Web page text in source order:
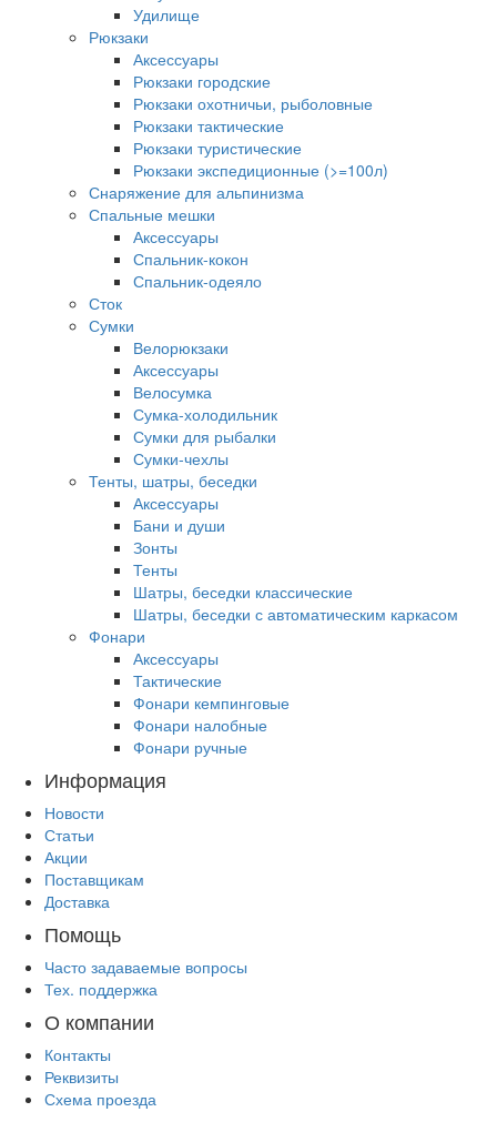
Удилище
Рюкзаки
Аксессуары
Рюкзаки городские
Рюкзаки охотничьи, рыболовные
Рюкзаки тактические
Рюкзаки туристические
Рюкзаки экспедиционные (>=100л)
Снаряжение для альпинизма
Спальные мешки
Аксессуары
Спальник-кокон
Спальник-одеяло
Сток
Сумки
Велорюкзаки
Аксессуары
Велосумка
Сумка-холодильник
Сумки для рыбалки
Сумки-чехлы
Тенты, шатры, беседки
Аксессуары
Бани и души
Зонты
Тенты
Шатры, беседки классические
Шатры, беседки с автоматическим каркасом
Фонари
Аксессуары
Тактические
Фонари кемпинговые
Фонари налобные
Фонари ручные
Информация
Новости
Статьи
Акции
Поставщикам
Доставка
Помощь
Часто задаваемые вопросы
Тех. поддержка
О компании
Контакты
Реквизиты
Схема проезда